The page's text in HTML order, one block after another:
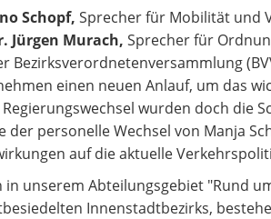
Schopf, Sprecher für Mobilität und
Jürgen Murach, Sprecher für
Bezirksverordnetenversammlung
einen neuen Anlauf, um das
wurden doch die
der personelle Wechsel von Manja
auf die aktuelle
in unserem Abteilungsgebiet "Rund
Innenstadtbezirks,